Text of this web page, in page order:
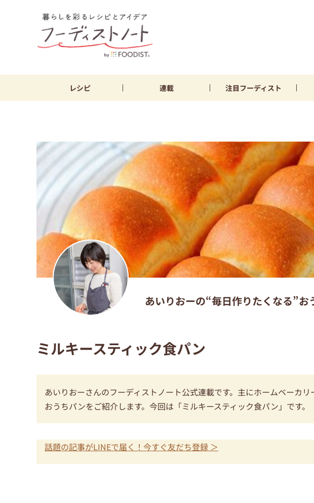
レシピ 連載 注目フーディスト
あいりおーの“毎日作りたくなる”お
ミルキースティック食パン
あいりおーさんのフーディストノート公式連載です。主にホームベーカ
おうちパンをご紹介します。今回は「ミルキースティック食パン」です。
話題の記事がLINEで届く！今すぐ友だち登録 ＞